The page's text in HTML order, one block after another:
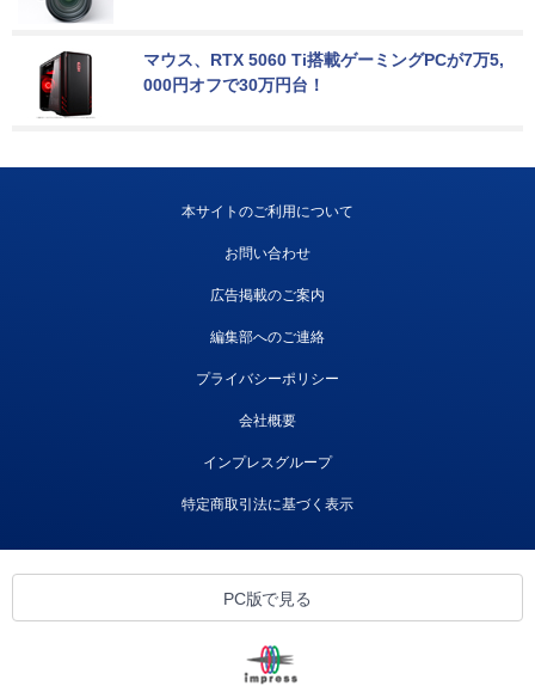
マウス、RTX 5060 Ti搭載ゲーミングPCが7万5,
000円オフで30万円台！
本サイトのご利用について
お問い合わせ
広告掲載のご案内
編集部へのご連絡
プライバシーポリシー
会社概要
インプレスグループ
特定商取引法に基づく表示
PC版で見る